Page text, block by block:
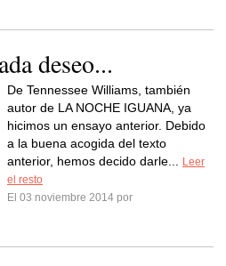
deseo...
De Tennessee Williams, también
autor de LA NOCHE IGUANA, ya
hicimos un ensayo anterior. Debido
a la buena acogida del texto
anterior, hemos decido darle...
Leer
el resto
El 03 noviembre 2014 por